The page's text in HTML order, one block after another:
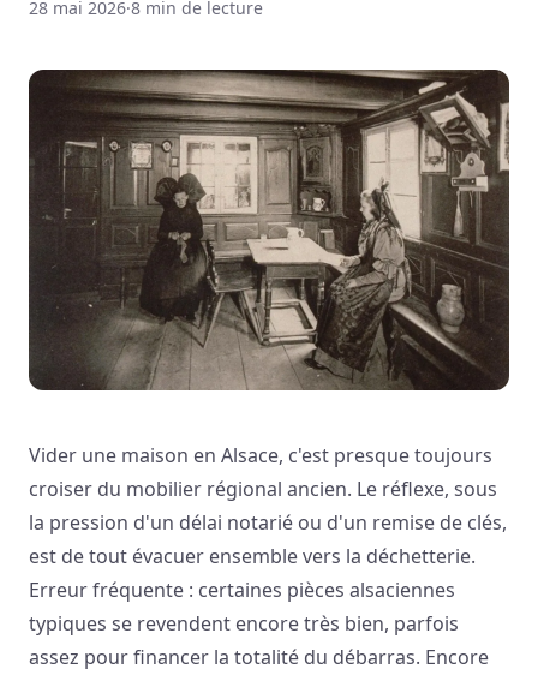
28 mai 2026·8 min de lecture
Vider une maison en Alsace, c'est presque toujours
croiser du mobilier régional ancien. Le réflexe, sous
la pression d'un délai notarié ou d'un remise de clés,
est de tout évacuer ensemble vers la déchetterie.
Erreur fréquente : certaines pièces alsaciennes
typiques se revendent encore très bien, parfois
assez pour financer la totalité du débarras. Encore